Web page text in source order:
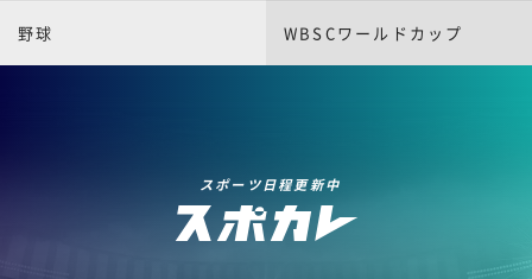
野球 WBSCワールドカップ
スポーツ日程更新中